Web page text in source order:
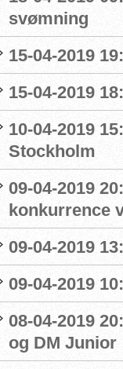
svømning
15-04-2019
15-04-2019
10-04-2019
Stockholm
09-04-2019
konkurrence
09-04-2019
09-04-2019
08-04-2019
og DM Junior